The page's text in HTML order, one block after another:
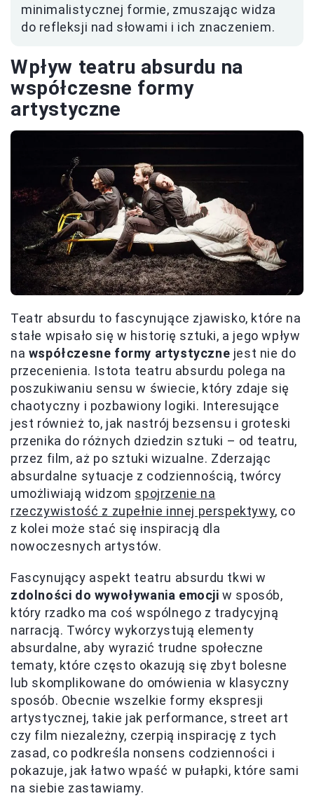
minimalistycznej formie, zmuszając widza
do refleksji nad słowami i ich znaczeniem.
Wpływ teatru absurdu na
współczesne formy
artystyczne
Teatr absurdu to fascynujące zjawisko, które na
stałe wpisało się w historię sztuki, a jego wpływ
na współczesne formy artystyczne jest nie do
przecenienia. Istota teatru absurdu polega na
poszukiwaniu sensu w świecie, który zdaje się
chaotyczny i pozbawiony logiki. Interesujące
jest również to, jak nastrój bezsensu i groteski
przenika do różnych dziedzin sztuki – od teatru,
przez film, aż po sztuki wizualne. Zderzając
absurdalne sytuacje z codziennością, twórcy
umożliwiają widzom spojrzenie na
rzeczywistość z zupełnie innej perspektywy, co
z kolei może stać się inspiracją dla
nowoczesnych artystów.
Fascynujący aspekt teatru absurdu tkwi w
zdolności do wywoływania emocji w sposób,
który rzadko ma coś wspólnego z tradycyjną
narracją. Twórcy wykorzystują elementy
absurdalne, aby wyrazić trudne społeczne
tematy, które często okazują się zbyt bolesne
lub skomplikowane do omówienia w klasyczny
sposób. Obecnie wszelkie formy ekspresji
artystycznej, takie jak performance, street art
czy film niezależny, czerpią inspirację z tych
zasad, co podkreśla nonsens codzienności i
pokazuje, jak łatwo wpaść w pułapki, które sami
na siebie zastawiamy.